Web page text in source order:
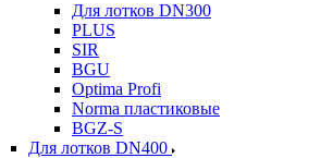
Для лотков DN300
PLUS
SIR
BGU
Optima Profi
Norma пластиковые
BGZ-S
Для лотков DN400